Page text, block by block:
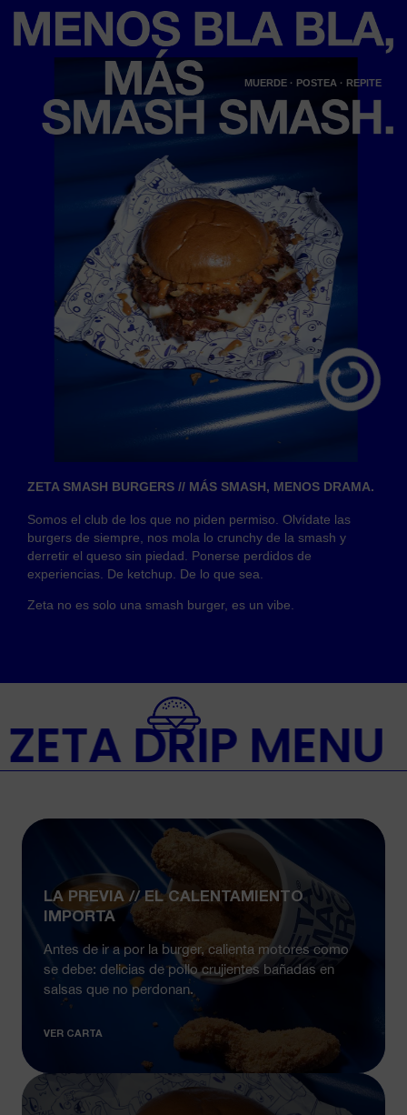
MUERDE · POSTEA · REPITE
ZETA SMASH BURGERS // MÁS SMASH, MENOS DRAMA.
Somos el club de los que no piden permiso. Olvídate las
burgers de siempre, nos mola lo crunchy de la smash y
derretir el queso sin piedad. Ponerse perdidos de
experiencias. De ketchup. De lo que sea.
Zeta no es solo una smash burger, es un vibe.
ZETA DRIP MENU
LA PREVIA // EL CALENTAMIENTO
IMPORTA
Antes de ir a por la burger, calienta motores como
se debe: delicias de pollo crujientes bañadas en
salsas que no perdonan.
VER CARTA